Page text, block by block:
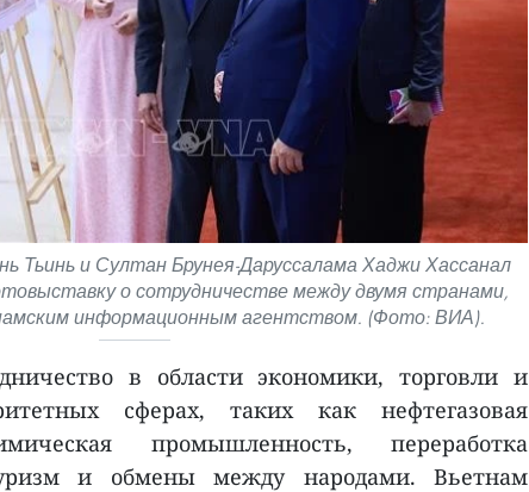
Тьинь и Султан Брунея-Даруссалама Хаджи Хассанал
о сотрудничестве между двумя странами,
информационным агентством. (Фото: ВИА).
в области экономики, торговли и
сферах, таких как нефтегазовая
промышленность, переработка
и обмены между народами. Вьетнам